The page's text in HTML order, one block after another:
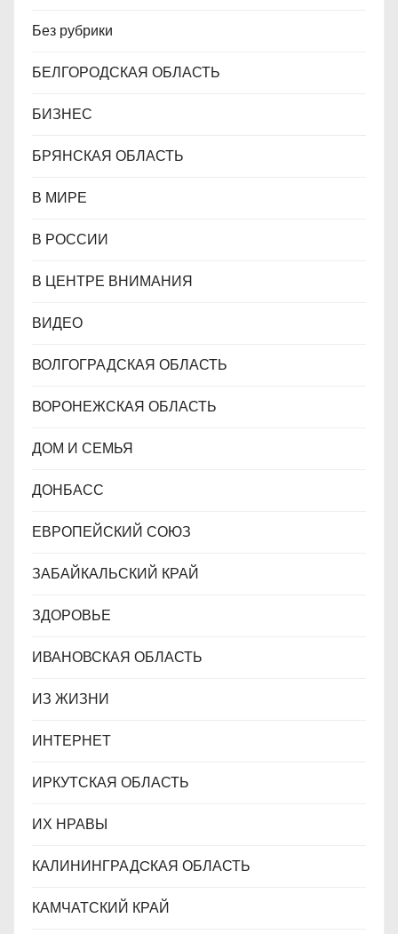
Без рубрики
БЕЛГОРОДСКАЯ ОБЛАСТЬ
БИЗНЕС
БРЯНСКАЯ ОБЛАСТЬ
В МИРЕ
В РОССИИ
В ЦЕНТРЕ ВНИМАНИЯ
ВИДЕО
ВОЛГОГРАДСКАЯ ОБЛАСТЬ
ВОРОНЕЖСКАЯ ОБЛАСТЬ
ДОМ И СЕМЬЯ
ДОНБАСС
ЕВРОПЕЙСКИЙ СОЮЗ
ЗАБАЙКАЛЬСКИЙ КРАЙ
ЗДОРОВЬЕ
ИВАНОВСКАЯ ОБЛАСТЬ
ИЗ ЖИЗНИ
ИНТЕРНЕТ
ИРКУТСКАЯ ОБЛАСТЬ
ИХ НРАВЫ
КАЛИНИНГРАДCКАЯ ОБЛАСТЬ
КАМЧАТСКИЙ КРАЙ